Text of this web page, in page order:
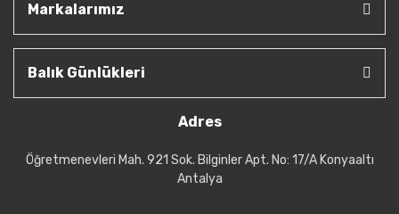
Markalarımız
Balık Günlükleri
Adres
Öğretmenevleri Mah. 921 Sok. Bilginler Apt. No: 17/A Konyaaltı
Antalya